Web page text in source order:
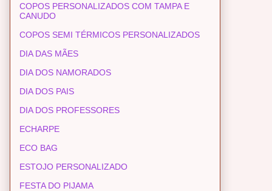
COPOS PERSONALIZADOS COM TAMPA E
CANUDO
COPOS SEMI TÉRMICOS PERSONALIZADOS
DIA DAS MÃES
DIA DOS NAMORADOS
DIA DOS PAIS
DIA DOS PROFESSORES
ECHARPE
ECO BAG
ESTOJO PERSONALIZADO
FESTA DO PIJAMA